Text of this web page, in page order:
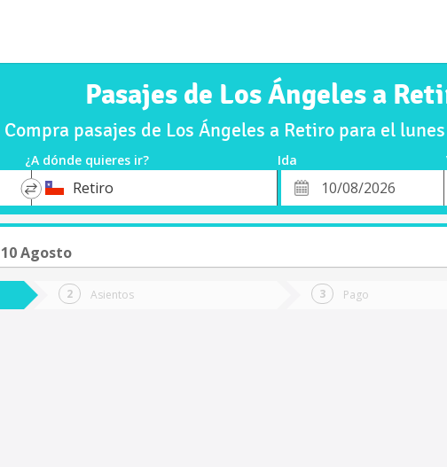
Pasajes de Los Ángeles a
Compra pasajes de Los Ángeles a Retiro para el
¿A dónde quieres ir? Ida
*
DestinoRetiro
Fecha
de
Agosto
Asientos Pago